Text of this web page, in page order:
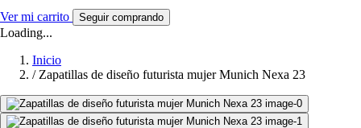
Ver mi carrito Seguir comprando
Loading...
Inicio
/ Zapatillas de diseño futurista mujer Munich Nexa 23